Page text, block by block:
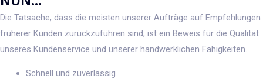
Die Tatsache, dass die meisten unserer Aufträge auf Empfehlungen
früherer Kunden zurückzuführen sind, ist ein Beweis für die Qualität
unseres Kundenservice und unserer handwerklichen Fähigkeiten.
Schnell und zuverlässig